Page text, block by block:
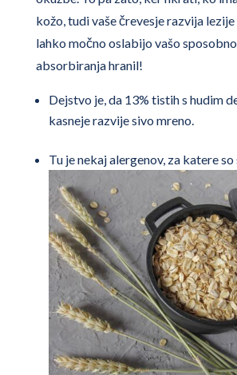
kožo, tudi vaše črevesje razvija
lahko močno oslabijo vašo
absorbiranja hranil!
Dejstvo je, da 13% tistih s hudim
kasneje razvije sivo mreno.
Tu je nekaj alergenov, za katere